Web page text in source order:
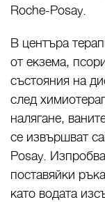
Roche-Posay.
В центъра
от екзема,
състояния на
след
налягане,
се извършват
Posay.
поставяйки
като водата